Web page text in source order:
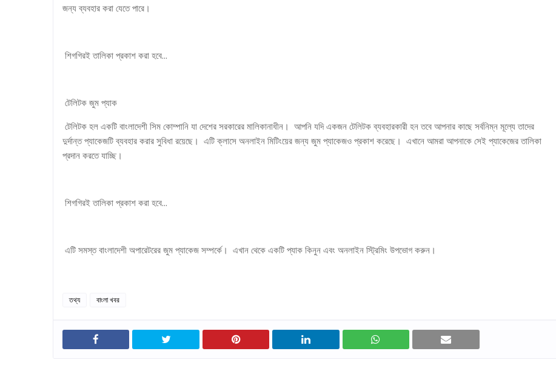
জন্য ব্যবহার করা যেতে পারে।
শিগগিরই তালিকা প্রকাশ করা হবে...
টেলিটক জুম প্যাক
টেলিটক হল একটি বাংলাদেশী সিম কোম্পানি যা দেশের সরকারের মালিকানাধীন। আপনি যদি একজন টেলিটক ব্যবহারকারী হন তবে আপনার কাছে সর্বনিম্ন মূল্যে তাদের
দুর্দান্ত প্যাকেজটি ব্যবহার করার সুবিধা রয়েছে। এটি ক্লাসে অনলাইন মিটিংয়ের জন্য জুম প্যাকেজও প্রকাশ করেছে। এখানে আমরা আপনাকে সেই প্যাকেজের তালিকা
প্রদান করতে যাচ্ছি।
শিগগিরই তালিকা প্রকাশ করা হবে...
এটি সমস্ত বাংলাদেশী অপারেটরের জুম প্যাকেজ সম্পর্কে। এখান থেকে একটি প্যাক কিনুন এবং অনলাইন স্ট্রিমিং উপভোগ করুন।
তথ্য বাংলা খবর